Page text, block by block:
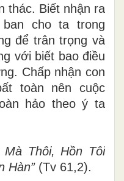
thác. Biết nhận ra
cho ta trong
để trân trọng và
với biết bao điều
Chấp nhận con
toàn nên cuộc
hảo theo ý ta
Mà Thôi, Hồn Tôi
Hàn” (Tv 61,2).